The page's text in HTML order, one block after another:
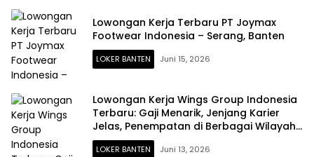
Lowongan Kerja Terbaru PT Joymax
Footwear Indonesia – Serang, Banten
LOKER BANTEN Juni 15, 2026
Lowongan Kerja Wings Group Indonesia
Terbaru: Gaji Menarik, Jenjang Karier
Jelas, Penempatan di Berbagai Wilayah
Indonesia
LOKER BANTEN Juni 13, 2026